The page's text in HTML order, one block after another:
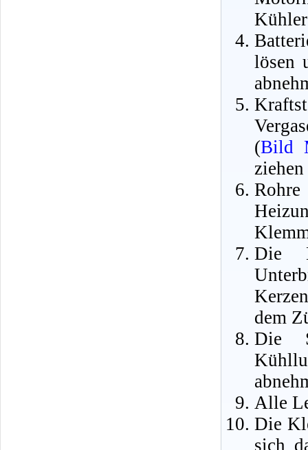
lösen
(Bild
Die
dem
Die
Alle
Die
sich